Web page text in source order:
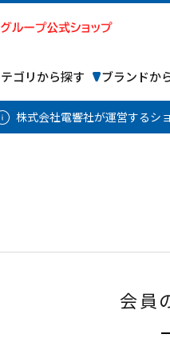
ゴリから探す ブランドか
株式会社電響社が運営するシ
会員